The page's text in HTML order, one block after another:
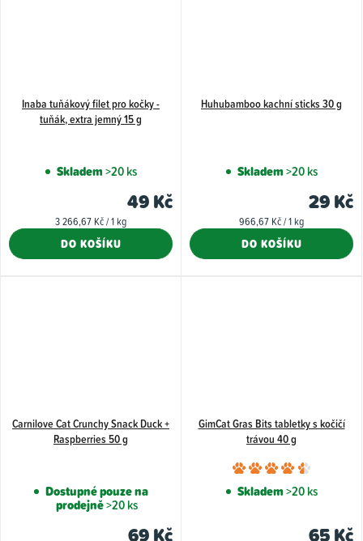
Inaba tuňákový filet pro kočky -
tuňák, extra jemný 15 g
Skladem>20 ks
49 Kč
Měrná
3 266,67 Kč / 1 kg
DO KOŠÍKU
Huhubamboo kachní sticks 30 g
Skladem>20 ks
29 Kč
Měrná
966,67 Kč / 1 kg
DO KOŠÍKU
Carnilove Cat Crunchy Snack Duck +
Raspberries 50 g
Dostupné pouze na
prodejně>20 ks
69 Kč
GimCat Gras Bits tabletky s kočičí
trávou 40 g
je
Skladem>20 ks
65 Kč